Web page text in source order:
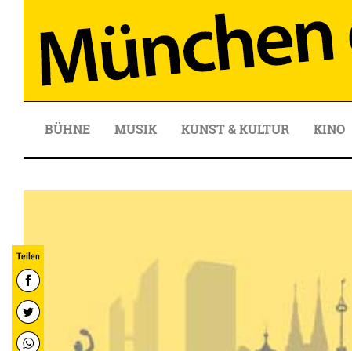
BÜHNE MUSIK KUNST & KULTUR KINO